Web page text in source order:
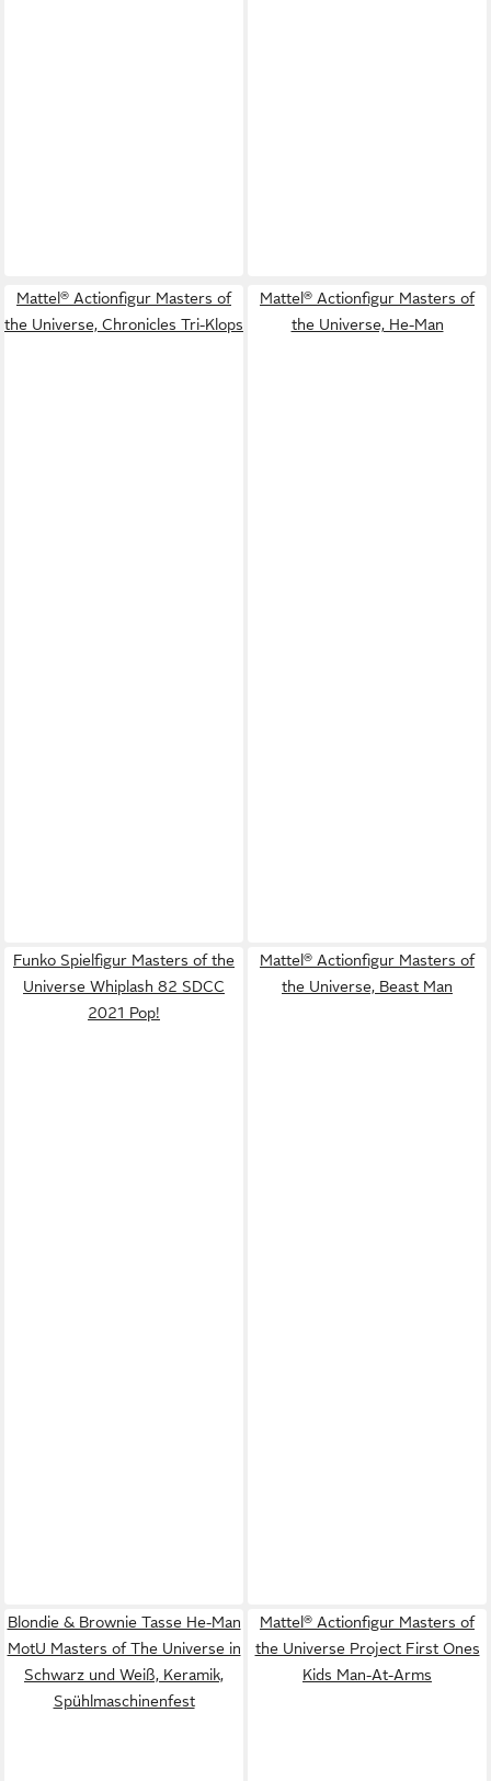
Mattel® Actionfigur Masters of
the Universe, Chronicles Tri-Klops
Mattel® Actionfigur Masters of
the Universe, He-Man
Funko Spielfigur Masters of the
Universe Whiplash 82 SDCC
2021 Pop!
Mattel® Actionfigur Masters of
the Universe, Beast Man
Blondie & Brownie Tasse He-Man
MotU Masters of The Universe in
Schwarz und Weiß, Keramik,
Spühlmaschinenfest
Mattel® Actionfigur Masters of
the Universe Project First Ones
Kids Man-At-Arms